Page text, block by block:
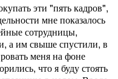
эти "пять кадров",
мне показалось
сотрудницы,
а им свыше спустили, в
меня на фоне
что я буду стоять